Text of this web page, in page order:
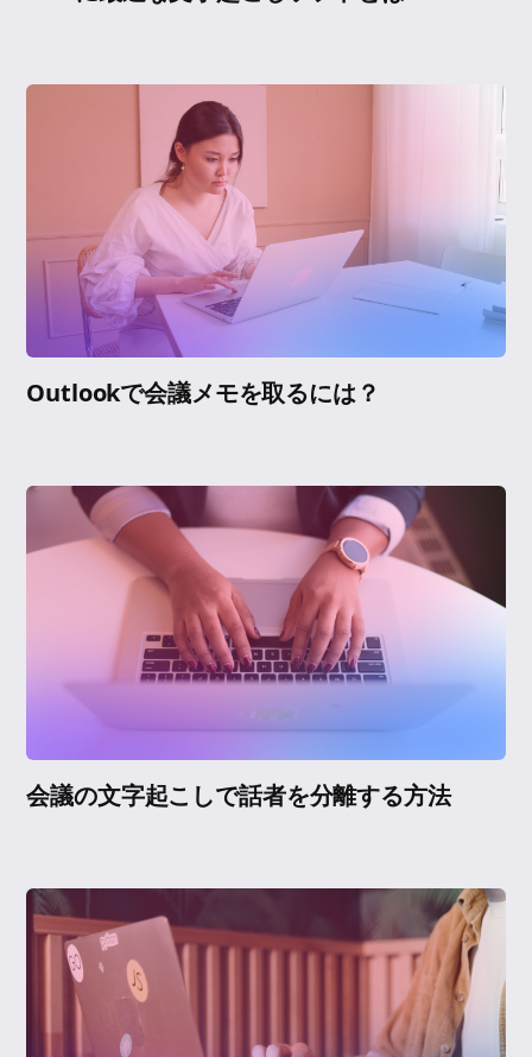
Outlookで会議メモを取るには？
会議の文字起こしで話者を分離する方法